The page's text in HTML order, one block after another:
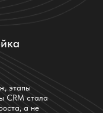
этапы
CRM стала
а не